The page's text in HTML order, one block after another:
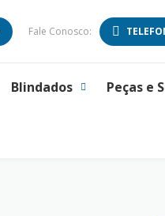
Fale Conosco:
Blindados Peças e